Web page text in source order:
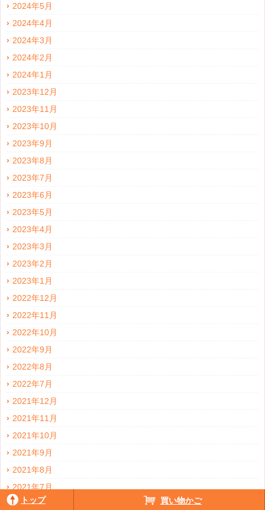
2024年5月
2024年4月
2024年3月
2024年2月
2024年1月
2023年12月
2023年11月
2023年10月
2023年9月
2023年8月
2023年7月
2023年6月
2023年5月
2023年4月
2023年3月
2023年2月
2023年1月
2022年12月
2022年11月
2022年10月
2022年9月
2022年8月
2022年7月
2021年12月
2021年11月
2021年10月
2021年9月
2021年8月
2021年7月
2021年6月
トップ 買い物かご